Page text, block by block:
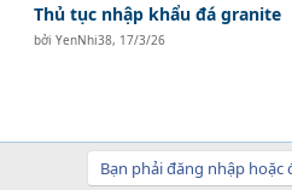
Thủ tục nhập khẩu đá granite
bởiYenNhi38, 17/3/26
Bạn phải đăng nhập hoặc